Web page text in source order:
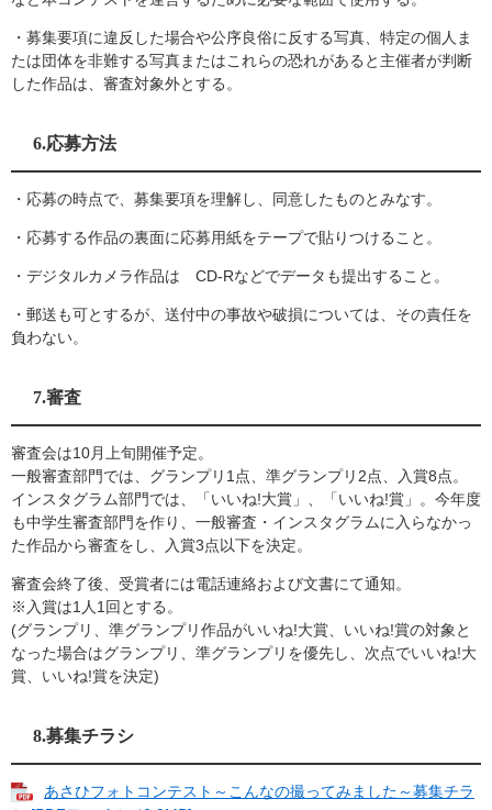
・募集要項に違反した場合や公序良俗に反する写真、特定の個人ま
たは団体を非難する写真またはこれらの恐れがあると主催者が判断
した作品は、審査対象外とする。
6.応募方法
・応募の時点で、募集要項を理解し、同意したものとみなす。
・応募する作品の裏面に応募用紙をテープで貼りつけること。
・デジタルカメラ作品は CD-Rなどでデータも提出すること。
・郵送も可とするが、送付中の事故や破損については、その責任を
負わない。
7.審査
審査会は10月上旬開催予定。
一般審査部門では、グランプリ1点、準グランプリ2点、入賞8点。
インスタグラム部門では、「いいね!大賞」、「いいね!賞」。今年度
も中学生審査部門を作り、一般審査・インスタグラムに入らなかっ
た作品から審査をし、入賞3点以下を決定。
審査会終了後、受賞者には電話連絡および文書にて通知。
※入賞は1人1回とする。
(グランプリ、準グランプリ作品がいいね!大賞、いいね!賞の対象と
なった場合はグランプリ、準グランプリを優先し、次点でいいね!大
賞、いいね!賞を決定)
8.募集チラシ
あさひフォトコンテスト～こんなの撮ってみました～募集チラ